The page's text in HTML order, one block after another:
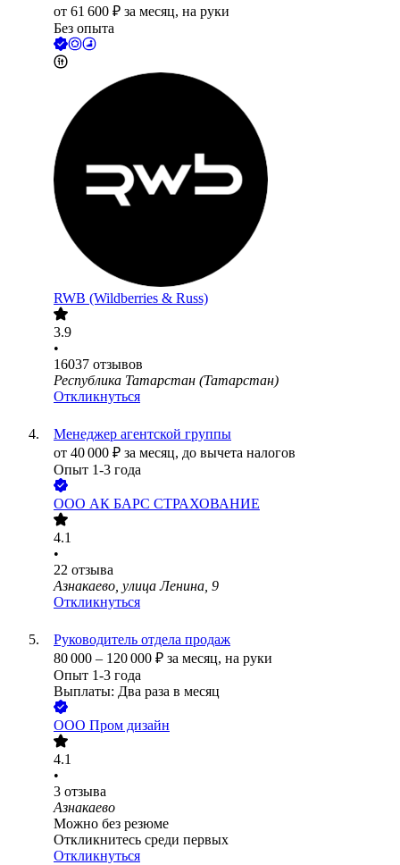
от 61 600 ₽ за месяц, на руки
Без опыта
RWB (Wildberries & Russ)
3.9
•
16037 отзывов
Республика Татарстан (Татарстан)
Откликнуться
Менеджер агентской группы
от 40 000 ₽ за месяц, до вычета налогов
Опыт 1-3 года
ООО АК БАРС СТРАХОВАНИЕ
4.1
•
22 отзыва
Азнакаево, улица Ленина, 9
Откликнуться
Руководитель отдела продаж
80 000 – 120 000 ₽ за месяц, на руки
Опыт 1-3 года
Выплаты: Два раза в месяц
ООО Пром дизайн
4.1
•
3 отзыва
Азнакаево
Можно без резюме
Откликнитесь среди первых
Откликнуться